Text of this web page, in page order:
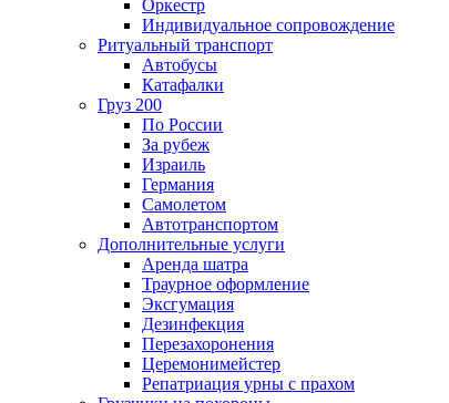
Оркестр
Индивидуальное сопровождение
Ритуальный транспорт
Автобусы
Катафалки
Груз 200
По России
За рубеж
Израиль
Германия
Самолетом
Автотранспортом
Дополнительные услуги
Аренда шатра
Траурное оформление
Эксгумация
Дезинфекция
Перезахоронения
Церемонимейстер
Репатриация урны с прахом